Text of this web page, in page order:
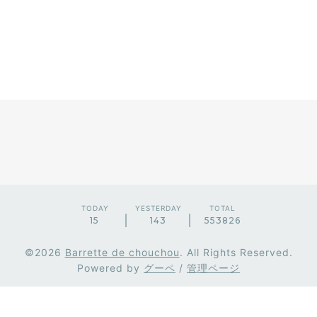
TODAY
15
YESTERDAY
143
TOTAL
553826
©2026 Barrette de chouchou. All Rights Reserved.
Powered by グーペ / 管理ページ